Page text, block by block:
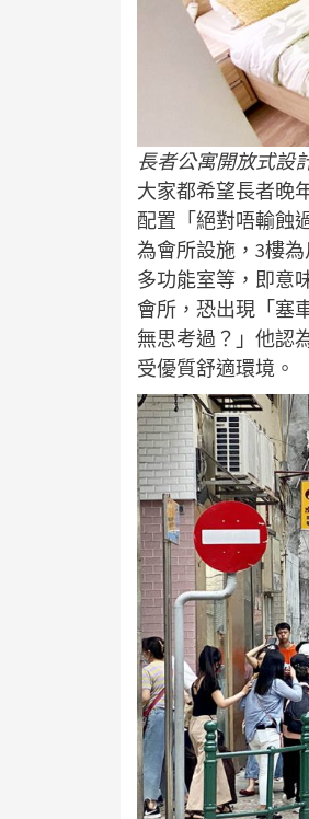
長者公寓開放式設
大家都希望長者晚
配置「絕對唔輸蝕
為會所設施，3樓
多功能室等，即意
會所，恐出現「塞
無思考過？」他認
受優質舒適環境。